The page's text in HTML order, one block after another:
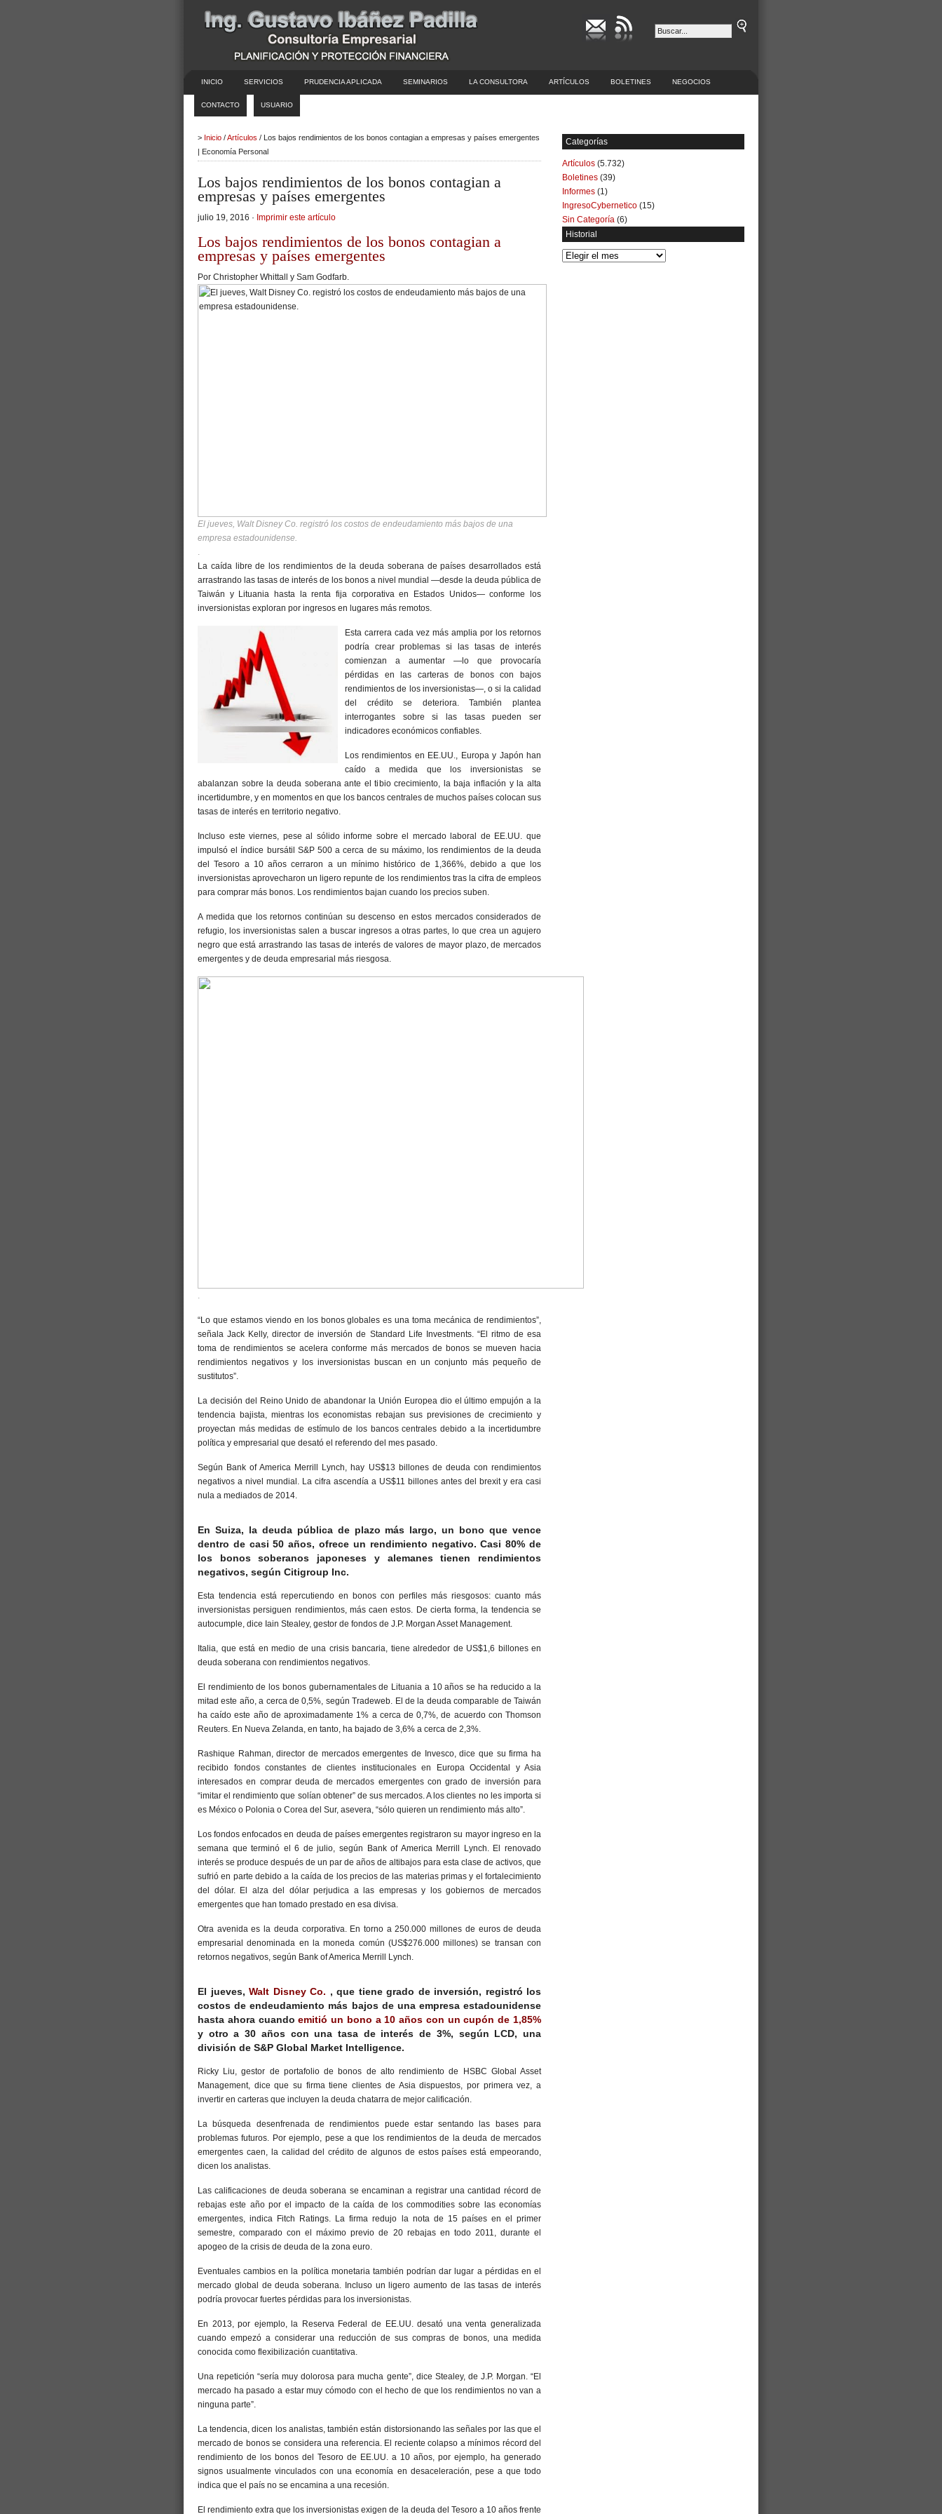
INICIO SERVICIOS PRUDENCIA APLICADA SEMINARIOS LA CONSULTORA ARTÍCULOS BOLETINES NEGOCIOS
CONTACTO USUARIO
> Inicio /Artículos / Los bajos rendimientos de los bonos contagian a empresas y países emergentes
| Economía Personal
Los bajos rendimientos de los bonos contagian a
empresas y países emergentes
julio 19, 2016 · Imprimir este artículo
Los bajos rendimientos de los bonos contagian a
empresas y países emergentes
Por Christopher Whittall y Sam Godfarb.
El jueves, Walt Disney Co. registró los costos de endeudamiento más bajos de una
empresa estadounidense.
.
La caída libre de los rendimientos de la deuda soberana de países desarrollados está
arrastrando las tasas de interés de los bonos a nivel mundial —desde la deuda pública de
Taiwán y Lituania hasta la renta fija corporativa en Estados Unidos— conforme los
inversionistas exploran por ingresos en lugares más remotos.
Esta carrera cada vez más amplia por los retornos
podría crear problemas si las tasas de interés
comienzan a aumentar —lo que provocaría
pérdidas en las carteras de bonos con bajos
rendimientos de los inversionistas—, o si la calidad
del crédito se deteriora. También plantea
interrogantes sobre si las tasas pueden ser
indicadores económicos confiables.
Los rendimientos en EE.UU., Europa y Japón han
caído a medida que los inversionistas se
abalanzan sobre la deuda soberana ante el tibio crecimiento, la baja inflación y la alta
incertidumbre, y en momentos en que los bancos centrales de muchos países colocan sus
tasas de interés en territorio negativo.
Incluso este viernes, pese al sólido informe sobre el mercado laboral de EE.UU. que
impulsó el índice bursátil S&P 500 a cerca de su máximo, los rendimientos de la deuda
del Tesoro a 10 años cerraron a un mínimo histórico de 1,366%, debido a que los
inversionistas aprovecharon un ligero repunte de los rendimientos tras la cifra de empleos
para comprar más bonos. Los rendimientos bajan cuando los precios suben.
A medida que los retornos continúan su descenso en estos mercados considerados de
refugio, los inversionistas salen a buscar ingresos a otras partes, lo que crea un agujero
negro que está arrastrando las tasas de interés de valores de mayor plazo, de mercados
emergentes y de deuda empresarial más riesgosa.
.
“Lo que estamos viendo en los bonos globales es una toma mecánica de rendimientos”,
señala Jack Kelly, director de inversión de Standard Life Investments. “El ritmo de esa
toma de rendimientos se acelera conforme más mercados de bonos se mueven hacia
rendimientos negativos y los inversionistas buscan en un conjunto más pequeño de
sustitutos”.
La decisión del Reino Unido de abandonar la Unión Europea dio el último empujón a la
tendencia bajista, mientras los economistas rebajan sus previsiones de crecimiento y
proyectan más medidas de estímulo de los bancos centrales debido a la incertidumbre
política y empresarial que desató el referendo del mes pasado.
Según Bank of America Merrill Lynch, hay US$13 billones de deuda con rendimientos
negativos a nivel mundial. La cifra ascendía a US$11 billones antes del brexit y era casi
nula a mediados de 2014.
En Suiza, la deuda pública de plazo más largo, un bono que vence
dentro de casi 50 años, ofrece un rendimiento negativo. Casi 80% de
los bonos soberanos japoneses y alemanes tienen rendimientos
negativos, según Citigroup Inc.
Esta tendencia está repercutiendo en bonos con perfiles más riesgosos: cuanto más
inversionistas persiguen rendimientos, más caen estos. De cierta forma, la tendencia se
autocumple, dice Iain Stealey, gestor de fondos de J.P. Morgan Asset Management.
Italia, que está en medio de una crisis bancaria, tiene alrededor de US$1,6 billones en
deuda soberana con rendimientos negativos.
El rendimiento de los bonos gubernamentales de Lituania a 10 años se ha reducido a la
mitad este año, a cerca de 0,5%, según Tradeweb. El de la deuda comparable de Taiwán
ha caído este año de aproximadamente 1% a cerca de 0,7%, de acuerdo con Thomson
Reuters. En Nueva Zelanda, en tanto, ha bajado de 3,6% a cerca de 2,3%.
Rashique Rahman, director de mercados emergentes de Invesco, dice que su firma ha
recibido fondos constantes de clientes institucionales en Europa Occidental y Asia
interesados en comprar deuda de mercados emergentes con grado de inversión para
“imitar el rendimiento que solían obtener” de sus mercados. A los clientes no les importa si
es México o Polonia o Corea del Sur, asevera, “sólo quieren un rendimiento más alto”.
Los fondos enfocados en deuda de países emergentes registraron su mayor ingreso en la
semana que terminó el 6 de julio, según Bank of America Merrill Lynch. El renovado
interés se produce después de un par de años de altibajos para esta clase de activos, que
sufrió en parte debido a la caída de los precios de las materias primas y el fortalecimiento
del dólar. El alza del dólar perjudica a las empresas y los gobiernos de mercados
emergentes que han tomado prestado en esa divisa.
Otra avenida es la deuda corporativa. En torno a 250.000 millones de euros de deuda
empresarial denominada en la moneda común (US$276.000 millones) se transan con
retornos negativos, según Bank of America Merrill Lynch.
El jueves, Walt DisneyCo. , que tiene grado de inversión, registró los
costos de endeudamiento más bajos de una empresa estadounidense
hasta ahora cuandoemitió un bono a 10 años con un cupón de 1,85%
y otro a 30 años con una tasa de interés de 3%, según LCD, una
división de S&P Global Market Intelligence.
Ricky Liu, gestor de portafolio de bonos de alto rendimiento de HSBC Global Asset
Management, dice que su firma tiene clientes de Asia dispuestos, por primera vez, a
invertir en carteras que incluyen la deuda chatarra de mejor calificación.
La búsqueda desenfrenada de rendimientos puede estar sentando las bases para
problemas futuros. Por ejemplo, pese a que los rendimientos de la deuda de mercados
emergentes caen, la calidad del crédito de algunos de estos países está empeorando,
dicen los analistas.
Las calificaciones de deuda soberana se encaminan a registrar una cantidad récord de
rebajas este año por el impacto de la caída de los commodities sobre las economías
emergentes, indica Fitch Ratings. La firma redujo la nota de 15 países en el primer
semestre, comparado con el máximo previo de 20 rebajas en todo 2011, durante el
apogeo de la crisis de deuda de la zona euro.
Eventuales cambios en la política monetaria también podrían dar lugar a pérdidas en el
mercado global de deuda soberana. Incluso un ligero aumento de las tasas de interés
podría provocar fuertes pérdidas para los inversionistas.
En 2013, por ejemplo, la Reserva Federal de EE.UU. desató una venta generalizada
cuando empezó a considerar una reducción de sus compras de bonos, una medida
conocida como flexibilización cuantitativa.
Una repetición “sería muy dolorosa para mucha gente”, dice Stealey, de J.P. Morgan. “El
mercado ha pasado a estar muy cómodo con el hecho de que los rendimientos no van a
ninguna parte”.
La tendencia, dicen los analistas, también están distorsionando las señales por las que el
mercado de bonos se considera una referencia. El reciente colapso a mínimos récord del
rendimiento de los bonos del Tesoro de EE.UU. a 10 años, por ejemplo, ha generado
signos usualmente vinculados con una economía en desaceleración, pese a que todo
indica que el país no se encamina a una recesión.
El rendimiento extra que los inversionistas exigen de la deuda del Tesoro a 10 años frente
Categorías
Artículos (5.732)
Boletines (39)
Informes (1)
IngresoCybernetico (15)
Sin Categoría (6)
Historial
Historial